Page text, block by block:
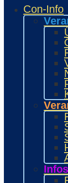
Con-Info
Infos